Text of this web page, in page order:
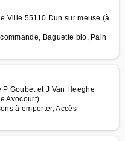
Ville 55110 Dun sur meuse (à
Baguette bio, Pain
Goubet et J Van Heeghe
Avocourt)
à emporter, Accès